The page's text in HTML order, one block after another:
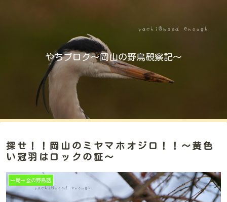
やちブログ～岡山の野鳥観察記～
探せ！！岡山のミヤマホオジロ！！～黄色
い冠羽はロックの証～
一期一会の野鳥話